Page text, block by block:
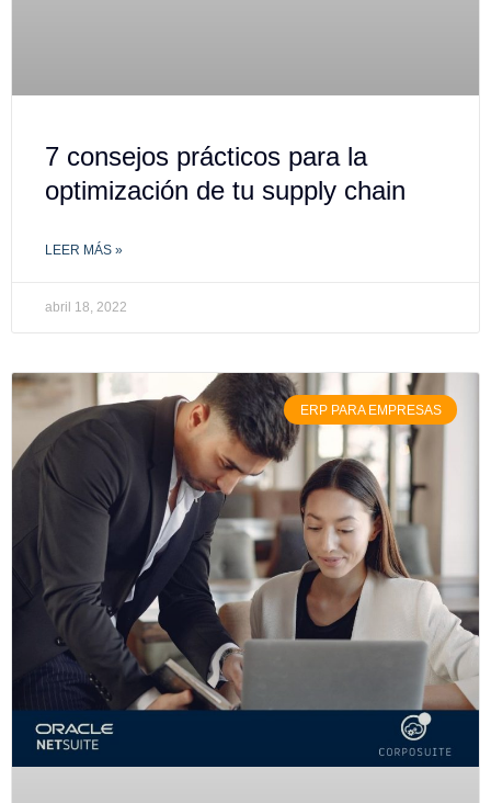
7 consejos prácticos para la
optimización de tu supply chain
LEER MÁS »
abril 18, 2022
ERP PARA EMPRESAS